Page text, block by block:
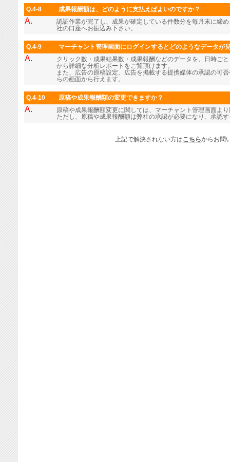
Q.4-8 成果報酬額は、どのように支払えばよいのですか？
A.
認証作業が完了し、成果が確定している件数分を毎月末に締
社の口座へお振込み下さい。
Q.4-9 マーチャント管理画面にログインするとどのようなデータが
A.
クリック数・成果結果数・成果報酬などのデータを、日時ご
から詳細な分析レポートをご覧頂けます。
また、広告の原稿設定、広告を掲載する提携媒体の承認の可
らの画面から行えます。
Q.4-10 原稿や成果報酬額の変更できますか？
A.
原稿や成果報酬額変更に関しては、マーチャント管理画面よ
ただし、原稿や成果報酬額は弊社の承認が必要になり、承認
上記で解決されない方はこちらからお問